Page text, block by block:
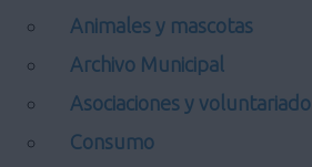
Animales y mascotas
Archivo Municipal
Asociaciones y voluntariado
Consumo